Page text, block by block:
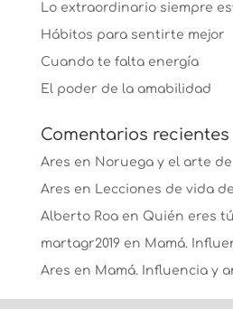
Lo extraordinario siempre
Hábitos para sentirte mejor
Cuando te falta energía
El poder de la amabilidad
Comentarios recientes
Ares en Noruega y el arte
Ares en Lecciones de vida
Alberto Roaen Quién eres tú
martagr2019en Mamá.
Ares en Mamá. Influencia y